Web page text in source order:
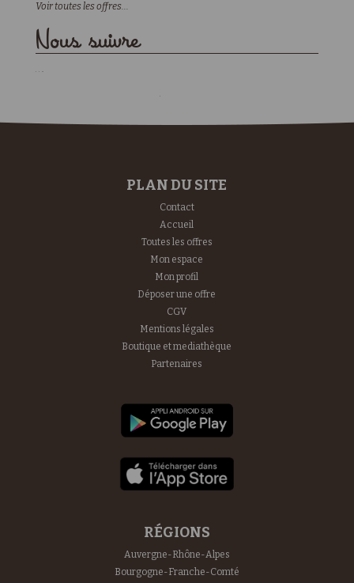
Voir toutes les offres...
Nous suivre
PLAN DU SITE
Contact
Accueil
Toutes les offres
Mon espace
Mon profil
Déposer une offre
CGV
Mentions légales
Boutique et mediathèque
Partenaires
RÉGIONS
Auvergne-Rhône-Alpes
Bourgogne-Franche-Comté